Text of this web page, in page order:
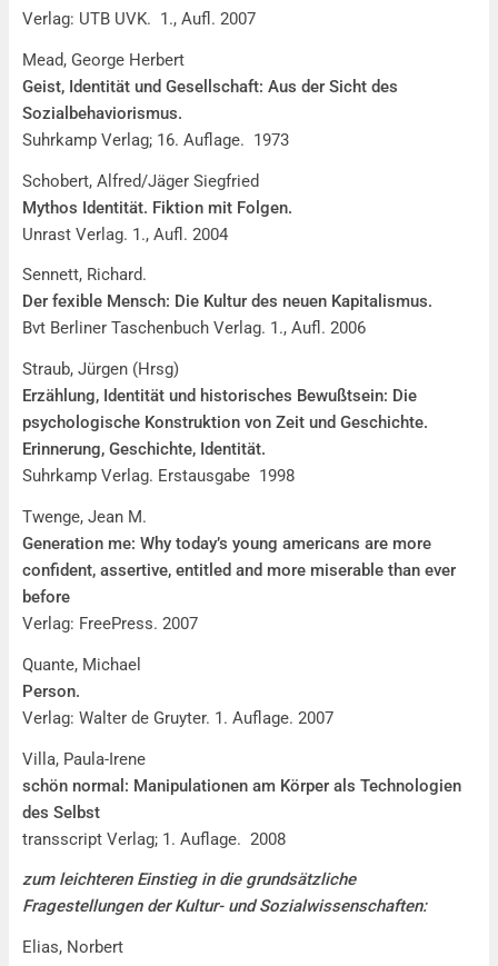
Verlag: UTB UVK. 1., Aufl. 2007
Mead, George Herbert
Geist, Identität und Gesellschaft: Aus der Sicht des
Sozialbehaviorismus.
Suhrkamp Verlag; 16. Auflage. 1973
Schobert, Alfred/Jäger Siegfried
Mythos Identität. Fiktion mit Folgen.
Unrast Verlag. 1., Aufl. 2004
Sennett, Richard.
Der fexible Mensch: Die Kultur des neuen Kapitalismus.
Bvt Berliner Taschenbuch Verlag. 1., Aufl. 2006
Straub, Jürgen (Hrsg)
Erzählung, Identität und historisches Bewußtsein: Die
psychologische Konstruktion von Zeit und Geschichte.
Erinnerung, Geschichte, Identität.
Suhrkamp Verlag. Erstausgabe 1998
Twenge, Jean M.
Generation me: Why today’s young americans are more
confident, assertive, entitled and more miserable than ever
before
Verlag: FreePress. 2007
Quante, Michael
Person.
Verlag: Walter de Gruyter. 1. Auflage. 2007
Villa, Paula-Irene
schön normal: Manipulationen am Körper als Technologien
des Selbst
transscript Verlag; 1. Auflage. 2008
zum leichteren Einstieg in die grundsätzliche
Fragestellungen der Kultur- und Sozialwissenschaften:
Elias, Norbert